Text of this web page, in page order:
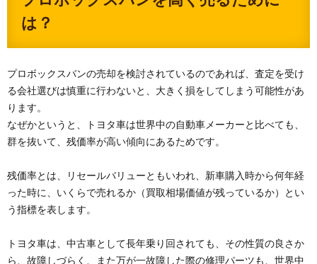
は？
プロボックスバンの売却を検討されているのであれば、査定を受け
る会社選びは慎重に行わないと、大きく損をしてしまう可能性があ
ります。
なぜかというと、トヨタ車は世界中の自動車メーカーと比べても、
群を抜いて、残価率が高い傾向にあるためです。
残価率とは、リセールバリューともいわれ、新車購入時から何年経
った時に、いくらで売れるか（買取相場価値が残っているか）とい
う指標を表します。
トヨタ車は、中古車として長年乗り回されても、その性質の良さか
ら、故障しづらく、また万が一故障した際の修理パーツも、世界中